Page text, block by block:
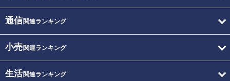
通信関連ランキング
小売関連ランキング
生活関連ランキング